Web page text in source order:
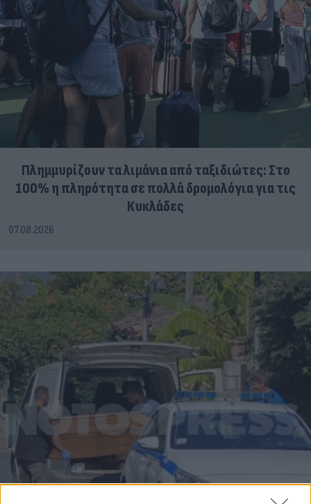
Πλημμυρίζουν τα λιμάνια από ταξιδιώτες: Στο
100% η πληρότητα σε πολλά δρομολόγια για τις
Κυκλάδες
07.08.2026